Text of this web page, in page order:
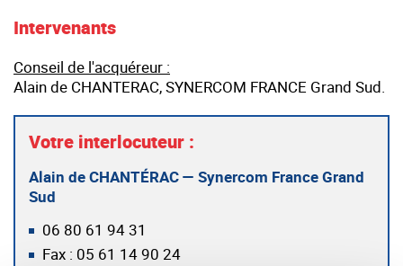
Intervenants
Conseil de l'acquéreur :
Alain de CHANTERAC, SYNERCOM FRANCE Grand Sud.
Votre interlocuteur :
Alain de CHANTÉRAC — Synercom France Grand
Sud
06 80 61 94 31
Fax : 05 61 14 90 24